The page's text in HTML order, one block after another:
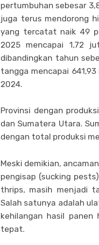
pertumbuhan sebesar
juga terus mendorong
yang tercatat naik 49
2025 mencapai 1,72
dibandingkan tahun
tangga mencapai
2024.
Provinsi dengan
dan Sumatera Utara.
dengan total produksi
Meski demikian,
pengisap (sucking
thrips, masih menjadi
Salah satunya adalah
kehilangan hasil panen
tepat.